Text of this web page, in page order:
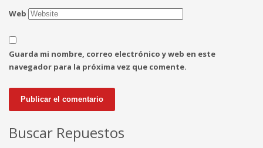
Web
Guarda mi nombre, correo electrónico y web en este
navegador para la próxima vez que comente.
Buscar Repuestos